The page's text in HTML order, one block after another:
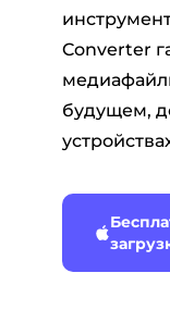
Converter
будущем,